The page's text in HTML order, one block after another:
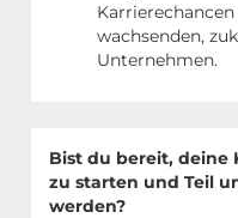
wachsenden,
Unternehmen.
Bist du bereit, deine
zu starten und Teil
werden?